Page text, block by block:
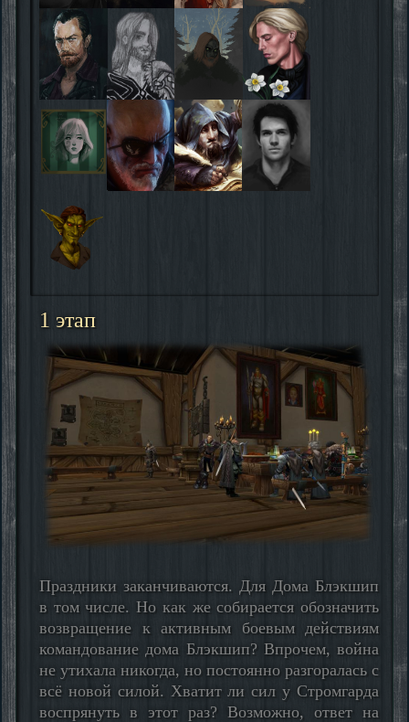
1 этап
Праздники заканчиваются. Для Дома Блэкшип
в том числе. Но как же собирается обозначить
возвращение к активным боевым действиям
командование дома Блэкшип? Впрочем, война
не утихала никогда, но постоянно разгоралась с
всё новой силой. Хватит ли сил у Стромгарда
воспрянуть в этот раз? Возможно, ответ на